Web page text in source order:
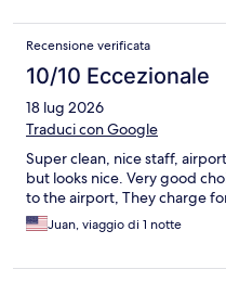
Recensione verificata
10/10 Eccezionale
18 lug 2026
Traduci con Google
Super clean, nice staff,
but looks nice. Very good
to the airport, They charge
Juan, viaggio di 1 notte